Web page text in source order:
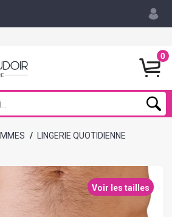
0
/ LINGERIE QUOTIDIENNE
Voir les tailles